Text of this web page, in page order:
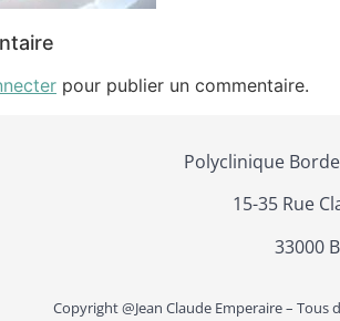
pour publier un commentaire.
Polyclinique
15-35 Rue
33000
Copyright @Jean Claude Emperaire – Tous